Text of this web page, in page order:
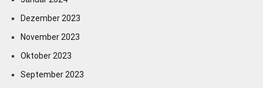
Dezember 2023
November 2023
Oktober 2023
September 2023